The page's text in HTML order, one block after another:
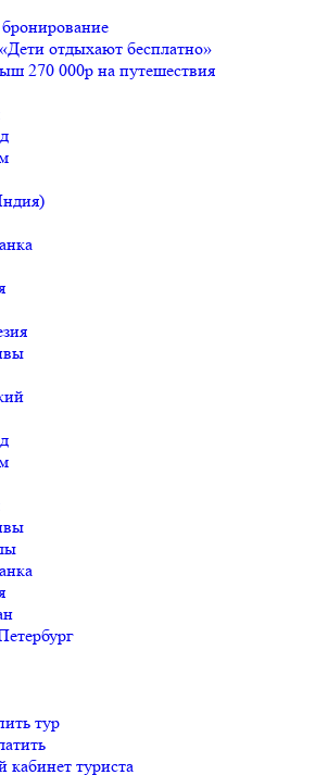
отдыхают бесплатно»
270 000р на путешествия
тур
туриста